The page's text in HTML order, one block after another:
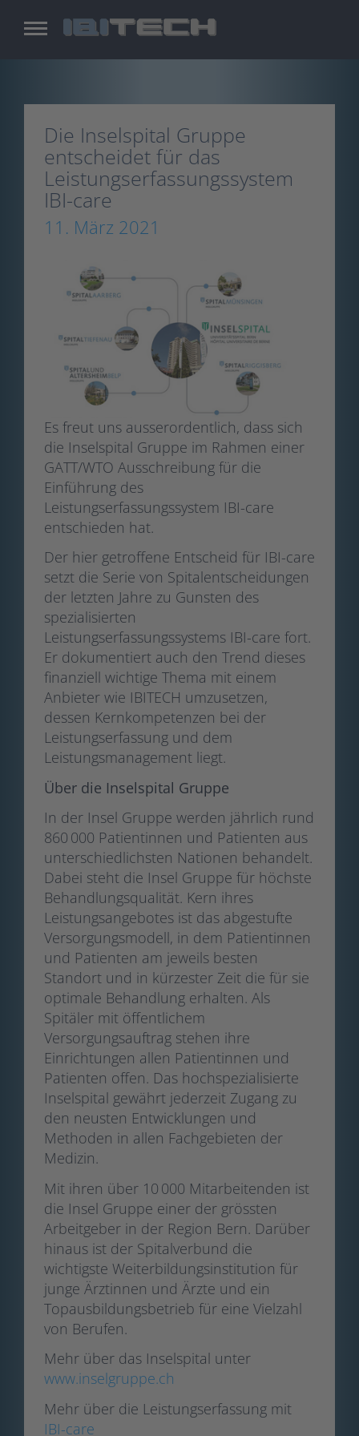
Inhalt
Die Inselspital Gruppe
entscheidet für das
Leistungserfassungssystem
IBI-care
11. März 2021
Es freut uns ausserordentlich, dass sich
die Inselspital Gruppe im Rahmen einer
GATT/WTO Ausschreibung für die
Einführung des
Leistungserfassungssystem IBI-care
entschieden hat.
Der hier getroffene Entscheid für IBI-care
setzt die Serie von Spitalentscheidungen
der letzten Jahre zu Gunsten des
spezialisierten
Leistungserfassungssystems IBI-care fort.
Er dokumentiert auch den Trend dieses
finanziell wichtige Thema mit einem
Anbieter wie IBITECH umzusetzen,
dessen Kernkompetenzen bei der
Leistungserfassung und dem
Leistungsmanagement liegt.
Über die Inselspital Gruppe
In der Insel Gruppe werden jährlich rund
860 000 Patientinnen und Patienten aus
unterschiedlichsten Nationen behandelt.
Dabei steht die Insel Gruppe für höchste
Behandlungsqualität. Kern ihres
Leistungsangebotes ist das abgestufte
Versorgungsmodell, in dem Patientinnen
und Patienten am jeweils besten
Standort und in kürzester Zeit die für sie
optimale Behandlung erhalten. Als
Spitäler mit öffentlichem
Versorgungsauftrag stehen ihre
Einrichtungen allen Patientinnen und
Patienten offen. Das hochspezialisierte
Inselspital gewährt jederzeit Zugang zu
den neusten Entwicklungen und
Methoden in allen Fachgebieten der
Medizin.
Mit ihren über 10 000 Mitarbeitenden ist
die Insel Gruppe einer der grössten
Arbeitgeber in der Region Bern. Darüber
hinaus ist der Spitalverbund die
wichtigste Weiterbildungsinstitution für
junge Ärztinnen und Ärzte und ein
Topausbildungsbetrieb für eine Vielzahl
von Berufen.
Mehr über das Inselspital unter
www.inselgruppe.ch
Mehr über die Leistungserfassung mit
IBI-care